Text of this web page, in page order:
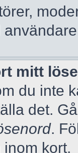
mitt
du inte
det.
.
kort.